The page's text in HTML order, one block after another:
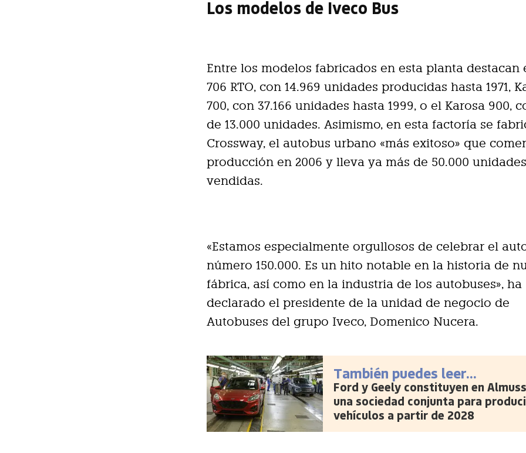
Los modelos de Iveco Bus
Entre los modelos fabricados en esta planta destacan
706 RTO, con 14.969 unidades producidas hasta 1971,
700, con 37.166 unidades hasta 1999, o el Karosa 900,
de 13.000 unidades. Asimismo, en esta factoría se
Crossway, el autobus urbano «más exitoso» que
producción en 2006 y lleva ya más de 50.000 unidades
vendidas.
«Estamos especialmente orgullosos de celebrar el
número 150.000. Es un hito notable en la historia de
fábrica, así como en la industria de los autobuses», ha
declarado el presidente de la unidad de negocio de
Autobuses del grupo Iveco, Domenico Nucera.
También puedes leer...
Ford y Geely constituyen en
una sociedad conjunta para
vehículos a partir de 2028